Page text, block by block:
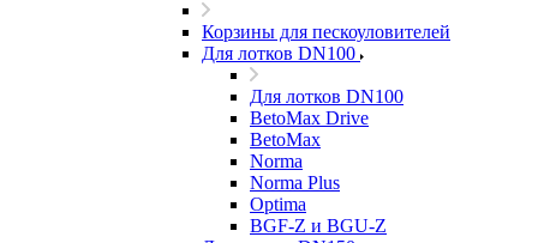
Корзины для пескоуловителей
Для лотков DN100
Для лотков DN100
BetoMax Drive
BetoMax
Norma
Norma Plus
Optima
BGF-Z и BGU-Z